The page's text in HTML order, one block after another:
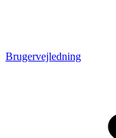
Brugervejledning